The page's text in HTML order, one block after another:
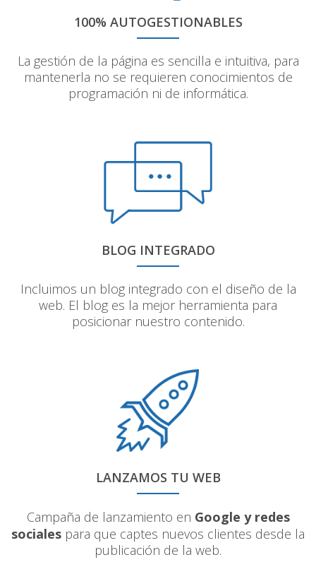
100% AUTOGESTIONABLES
La gestión de la página es sencilla e intuitiva, para
mantenerla no se requieren conocimientos de
programación ni de informática.
BLOG INTEGRADO
Incluimos un blog integrado con el diseño de la
web. El blog es la mejor herramienta para
posicionar nuestro contenido.
LANZAMOS TU WEB
Campaña de lanzamiento en Google y redes
sociales para que captes nuevos clientes desde la
publicación de la web.